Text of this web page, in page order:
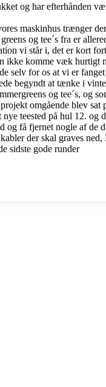
og har efterhånden
maskinhus trænger
og tee´s fra er
vi står i, det er kort
ikke komme væk hurtigt
selv for os at vi er
begyndt at tænke i
og tee´s, og
omgående blev
teested på hul 12.
få fjernet nogle af de
der skal graves
sidste gode runder